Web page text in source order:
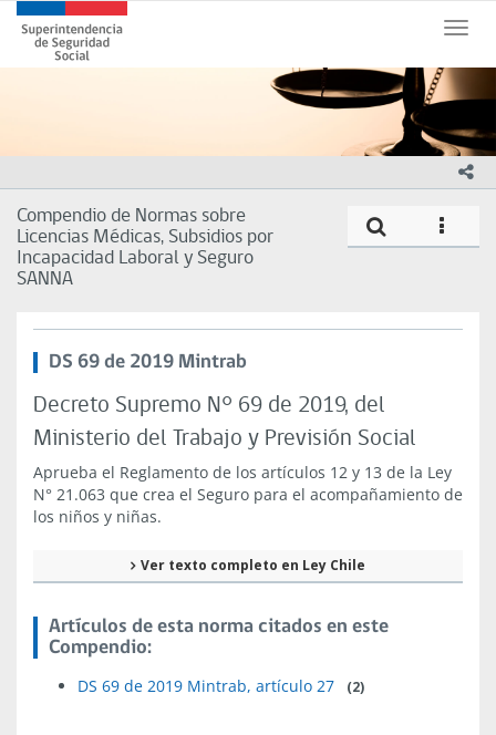
principal
Toggle
Superintendencia
de
Seguridad
Gobierno
Compendio de Normas sobre
Licencias Médicas, Subsidios por
Incapacidad Laboral y Seguro
SANNA
icono
DS 69 de 2019 Mintrab
Decreto Supremo N° 69 de 2019, del
Ministerio del Trabajo y Previsión Social
Aprueba el Reglamento de los artículos 12 y 13 de la Ley
N° 21.063 que crea el Seguro para el acompañamiento de
los niños y niñas.
Ver texto completo en Ley Chile
Artículos de esta norma citados en este
Compendio:
DS 69 de 2019 Mintrab, artículo 27
(2)